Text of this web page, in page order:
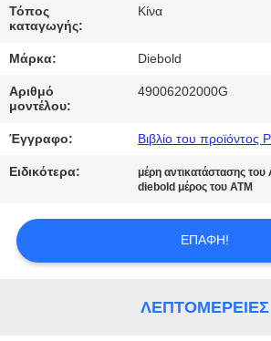
ΜΑΣ
ΕΛΆΤΕ
ΕΠΑΦΉ
ΜΕ
ΖΗΤΉΣΤΕ
ΑΠΌΣΠΑΣΜΑ
Τόπος
καταγωγής:
Κίνα
Μάρκα: Diebold
Αριθμό
μοντέλου:
49006202000G
Έγγραφο: Βιβλίο του προϊόντος
Ειδικότερα: μέρη αντικατάστασης του
diebold μέρος του ATM
ΕΠΑΦΉ!
ΛΕΠΤΟΜΈΡΕΙΕΣ